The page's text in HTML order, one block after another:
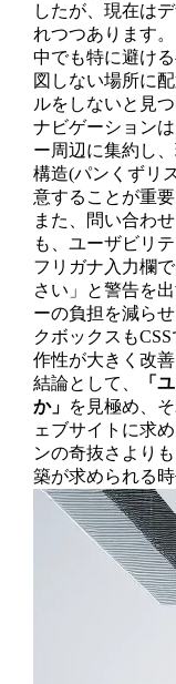
したが、現在は
れつつあります。
中でも特に避け
図しない場所に
ルをしないと見
ナビゲーション
ー周辺に集約し
構造(パンくずリ
意することが重要
また、問い合わ
も、ユーザビリ
フリガナ入力欄
さい」と警告を
ーの負担を減ら
クボックスも
作性が大きく改善
結論として、
「
か」 を見極め、
ェブサイトに求
ンの奇抜さより
築が求められる時